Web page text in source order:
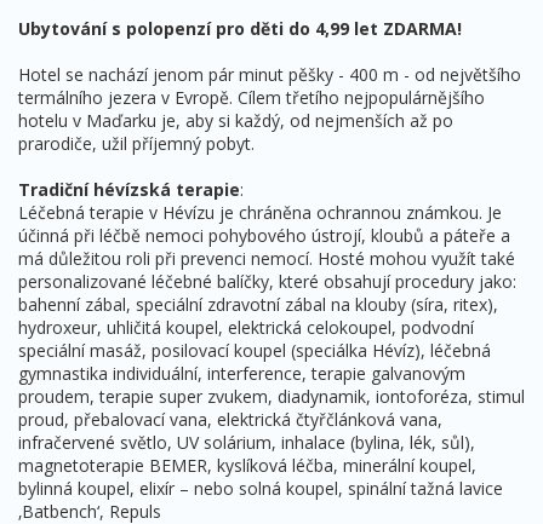
Ubytování s polopenzí pro děti do 4,99 let ZDARMA!
Hotel se nachází jenom pár minut pěšky - 400 m - od největšího
termálního jezera v Evropě. Cílem třetího nejpopulárnějšího
hotelu v Maďarku je, aby si každý, od nejmenších až po
prarodiče, užil příjemný pobyt.
Tradiční hévízská terapie:
Léčebná terapie v Hévízu je chráněna ochrannou známkou. Je
účinná při léčbě nemoci pohybového ústrojí, kloubů a páteře a
má důležitou roli při prevenci nemocí. Hosté mohou využít také
personalizované léčebné balíčky, které obsahují procedury jako:
bahenní zábal, speciální zdravotní zábal na klouby (síra, ritex),
hydroxeur, uhličitá koupel, elektrická celokoupel, podvodní
speciální masáž, posilovací koupel (speciálka Hévíz), léčebná
gymnastika individuální, interference, terapie galvanovým
proudem, terapie super zvukem, diadynamik, iontoforéza, stimul
proud, přebalovací vana, elektrická čtyřčlánková vana,
infračervené světlo, UV solárium, inhalace (bylina, lék, sůl),
magnetoterapie BEMER, kyslíková léčba, minerální koupel,
bylinná koupel, elixír – nebo solná koupel, spinální tažná lavice
‚Batbench‘, Repuls